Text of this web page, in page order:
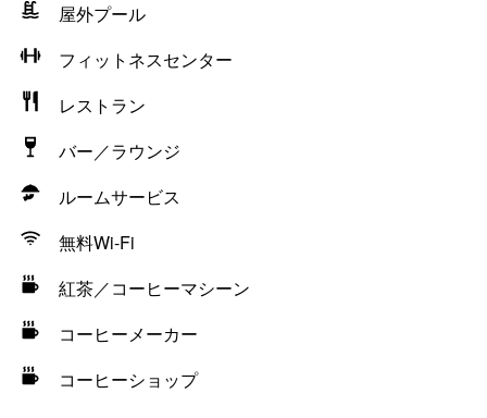
屋外プール
フィットネスセンター
レストラン
バー／ラウンジ
ルームサービス
無料Wi-Fi
紅茶／コーヒーマシーン
コーヒーメーカー
コーヒーショップ